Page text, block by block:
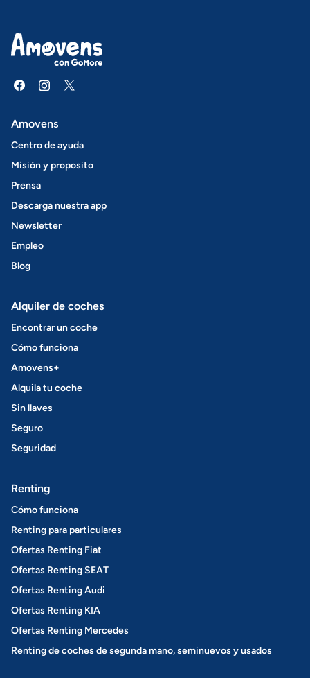
Amovens
Centro de ayuda
Misión y proposito
Prensa
Descarga nuestra app
Newsletter
Empleo
Blog
Alquiler de coches
Encontrar un coche
Cómo funciona
Amovens+
Alquila tu coche
Sin llaves
Seguro
Seguridad
Renting
Cómo funciona
Renting para particulares
Ofertas Renting Fiat
Ofertas Renting SEAT
Ofertas Renting Audi
Ofertas Renting KIA
Ofertas Renting Mercedes
Renting de coches de segunda mano, seminuevos y usados